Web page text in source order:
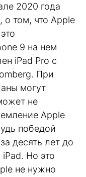
2020 года
о том, что Apple
9 на нем
iPad Pro с
При
могут
не
Apple
победой
десять лет до
Но это
не нужно